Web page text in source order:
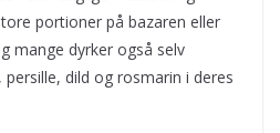
portioner på bazaren eller
mange dyrker også selv
dild og rosmarin i deres